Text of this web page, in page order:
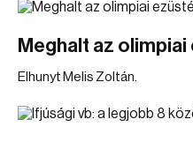
Meghalt az
Elhunyt Melis Zoltán.